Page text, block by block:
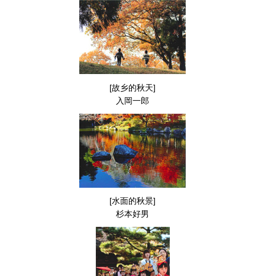
[故乡的秋天]
入岡一郎
[水面的秋景]
杉本好男